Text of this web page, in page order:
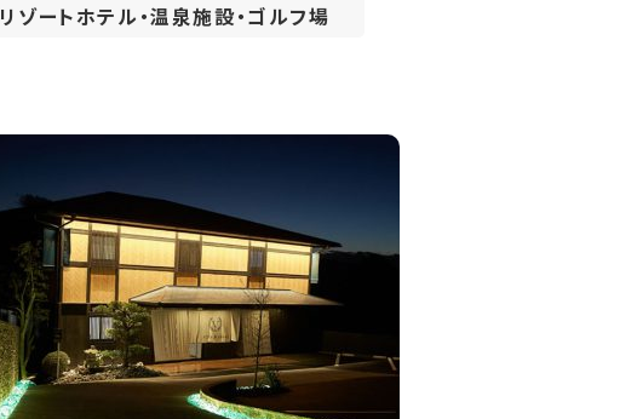
リゾートホテル・温泉施設・ゴルフ場